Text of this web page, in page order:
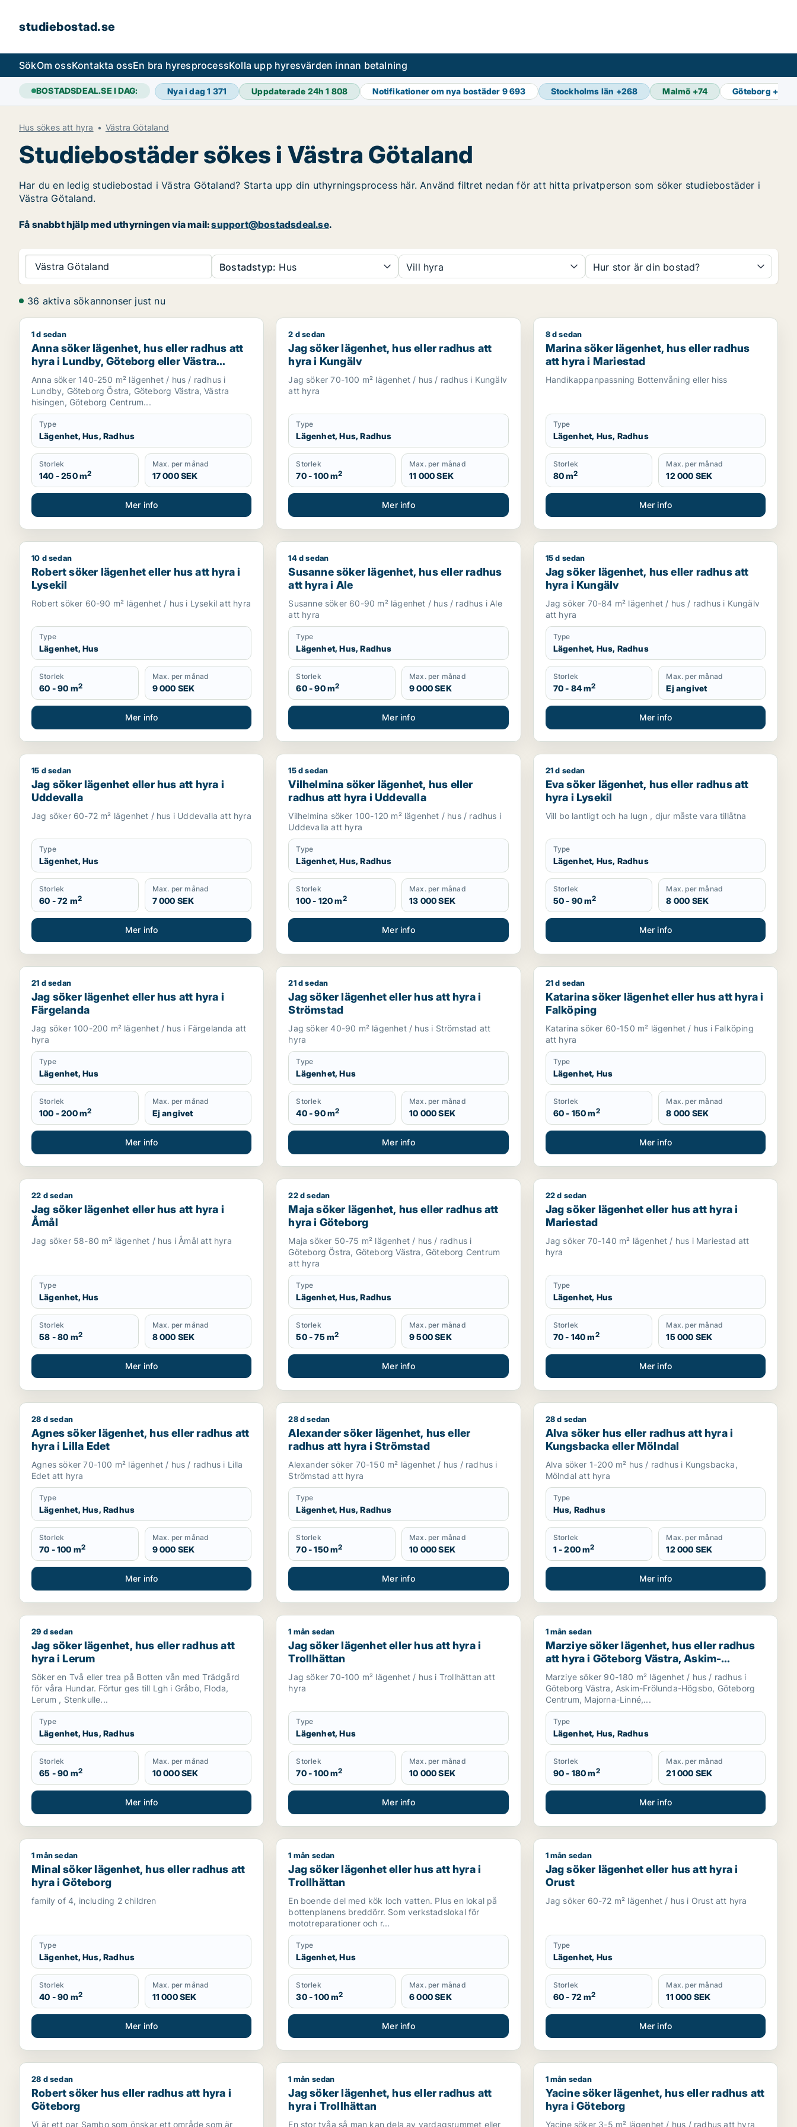
studiebostad.se
SökOm ossKontakta ossEn bra hyresprocessKolla upp hyresvärden innan betalning
BOSTADSDEAL.SE I DAG: Nya i dag1 371 Uppdaterade 24h1 808 Notifikationer om nya bostäder 9 693 Stockholms län +268 Malmö +74 Göteborg +
Hus sökes att hyra Västra Götaland
Studiebostäder sökes i Västra Götaland
Har du en ledig studiebostad i Västra Götaland? Starta upp din uthyrningsprocess här. Använd filtret nedan för att hitta privatperson som söker studiebostäder i
Västra Götaland.
Få snabbt hjälp med uthyrningen via mail:support@bostadsdeal.se.
Västra Götaland Bostadstyp: Hus Vill hyra Hur stor är din bostad?
36 aktiva sökannonser just nu
Anna söker lägenhet, hus eller radhus att hyra i Lundby, Göteborg eller Västra hisingen
1 d sedan
Anna söker lägenhet, hus eller radhus att
hyra i Lundby, Göteborg eller Västra
hisingen
Anna söker 140-250 m² lägenhet / hus / radhus i
Lundby, Göteborg Östra, Göteborg Västra, Västra
hisingen, Göteborg Centrum...
Type
Lägenhet, Hus, Radhus
Storlek
140 - 250 m2
Max. per månad
17 000 SEK
Mer info
Jag söker lägenhet, hus eller radhus att hyra i Kungälv
2 d sedan
Jag söker lägenhet, hus eller radhus att
hyra i Kungälv
Jag söker 70-100 m² lägenhet / hus / radhus i Kungälv
att hyra
Type
Lägenhet, Hus, Radhus
Storlek
70 - 100 m2
Max. per månad
11 000 SEK
Mer info
Marina söker lägenhet, hus eller radhus att hyra i
8 d sedan
Marina söker lägenhet, hus eller radhus
att hyra i Mariestad
Handikappanpassning Bottenvåning eller hiss
Type
Lägenhet, Hus, Radhus
Storlek
80 m2
Max. per månad
12 000 SEK
Mer info
Robert söker lägenhet eller hus att hyra i Lysekil
10 d sedan
Robert söker lägenhet eller hus att hyra i
Lysekil
Robert söker 60-90 m² lägenhet / hus i Lysekil att hyra
Type
Lägenhet, Hus
Storlek
60 - 90 m2
Max. per månad
9 000 SEK
Mer info
Susanne söker lägenhet, hus eller radhus att hyra i Ale
14 d sedan
Susanne söker lägenhet, hus eller radhus
att hyra i Ale
Susanne söker 60-90 m² lägenhet / hus / radhus i Ale
att hyra
Type
Lägenhet, Hus, Radhus
Storlek
60 - 90 m2
Max. per månad
9 000 SEK
Mer info
Jag söker lägenhet, hus eller radhus att hyra i Kungälv
15 d sedan
Jag söker lägenhet, hus eller radhus att
hyra i Kungälv
Jag söker 70-84 m² lägenhet / hus / radhus i Kungälv
att hyra
Type
Lägenhet, Hus, Radhus
Storlek
70 - 84 m2
Max. per månad
Ej angivet
Mer info
Jag söker lägenhet eller hus att hyra i Uddevalla
15 d sedan
Jag söker lägenhet eller hus att hyra i
Uddevalla
Jag söker 60-72 m² lägenhet / hus i Uddevalla att hyra
Type
Lägenhet, Hus
Storlek
60 - 72 m2
Max. per månad
7 000 SEK
Mer info
Vilhelmina söker lägenhet, hus eller radhus att hyra i Uddevalla
15 d sedan
Vilhelmina söker lägenhet, hus eller
radhus att hyra i Uddevalla
Vilhelmina söker 100-120 m² lägenhet / hus / radhus i
Uddevalla att hyra
Type
Lägenhet, Hus, Radhus
Storlek
100 - 120 m2
Max. per månad
13 000 SEK
Mer info
Eva söker lägenhet, hus eller radhus att hyra i Lysekil
21 d sedan
Eva söker lägenhet, hus eller radhus att
hyra i Lysekil
Vill bo lantligt och ha lugn , djur måste vara tillåtna
Type
Lägenhet, Hus, Radhus
Storlek
50 - 90 m2
Max. per månad
8 000 SEK
Mer info
Jag söker lägenhet eller hus att hyra i Färgelanda
21 d sedan
Jag söker lägenhet eller hus att hyra i
Färgelanda
Jag söker 100-200 m² lägenhet / hus i Färgelanda att
hyra
Type
Lägenhet, Hus
Storlek
100 - 200 m2
Max. per månad
Ej angivet
Mer info
Jag söker lägenhet eller hus att hyra i Strömstad
21 d sedan
Jag söker lägenhet eller hus att hyra i
Strömstad
Jag söker 40-90 m² lägenhet / hus i Strömstad att
hyra
Type
Lägenhet, Hus
Storlek
40 - 90 m2
Max. per månad
10 000 SEK
Mer info
Katarina söker lägenhet eller hus att hyra i Falköping
21 d sedan
Katarina söker lägenhet eller hus att hyra i
Falköping
Katarina söker 60-150 m² lägenhet / hus i Falköping
att hyra
Type
Lägenhet, Hus
Storlek
60 - 150 m2
Max. per månad
8 000 SEK
Mer info
Jag söker lägenhet eller hus att hyra i Åmål
22 d sedan
Jag söker lägenhet eller hus att hyra i
Åmål
Jag söker 58-80 m² lägenhet / hus i Åmål att hyra
Type
Lägenhet, Hus
Storlek
58 - 80 m2
Max. per månad
8 000 SEK
Mer info
Maja söker lägenhet, hus eller radhus att hyra i Göteborg
22 d sedan
Maja söker lägenhet, hus eller radhus att
hyra i Göteborg
Maja söker 50-75 m² lägenhet / hus / radhus i
Göteborg Östra, Göteborg Västra, Göteborg Centrum
att hyra
Type
Lägenhet, Hus, Radhus
Storlek
50 - 75 m2
Max. per månad
9 500 SEK
Mer info
Jag söker lägenhet eller hus att hyra i Mariestad
22 d sedan
Jag söker lägenhet eller hus att hyra i
Mariestad
Jag söker 70-140 m² lägenhet / hus i Mariestad att
hyra
Type
Lägenhet, Hus
Storlek
70 - 140 m2
Max. per månad
15 000 SEK
Mer info
Agnes söker lägenhet, hus eller radhus att hyra i Lilla Edet
28 d sedan
Agnes söker lägenhet, hus eller radhus att
hyra i Lilla Edet
Agnes söker 70-100 m² lägenhet / hus / radhus i Lilla
Edet att hyra
Type
Lägenhet, Hus, Radhus
Storlek
70 - 100 m2
Max. per månad
9 000 SEK
Mer info
Alexander söker lägenhet, hus eller radhus att hyra i Strömstad
28 d sedan
Alexander söker lägenhet, hus eller
radhus att hyra i Strömstad
Alexander söker 70-150 m² lägenhet / hus / radhus i
Strömstad att hyra
Type
Lägenhet, Hus, Radhus
Storlek
70 - 150 m2
Max. per månad
10 000 SEK
Mer info
Alva söker hus eller radhus att hyra i Kungsbacka
28 d sedan
Alva söker hus eller radhus att hyra i
Kungsbacka eller Mölndal
Alva söker 1-200 m² hus / radhus i Kungsbacka,
Mölndal att hyra
Type
Hus, Radhus
Storlek
1 - 200 m2
Max. per månad
12 000 SEK
Mer info
Jag söker lägenhet, hus eller radhus att hyra i Lerum
29 d sedan
Jag söker lägenhet, hus eller radhus att
hyra i Lerum
Söker en Två eller trea på Botten vån med Trädgård
för våra Hundar. Förtur ges till Lgh i Gråbo, Floda,
Lerum , Stenkulle...
Type
Lägenhet, Hus, Radhus
Storlek
65 - 90 m2
Max. per månad
10 000 SEK
Mer info
Jag söker lägenhet eller hus att hyra i Trollhättan
1 mån sedan
Jag söker lägenhet eller hus att hyra i
Trollhättan
Jag söker 70-100 m² lägenhet / hus i Trollhättan att
hyra
Type
Lägenhet, Hus
Storlek
70 - 100 m2
Max. per månad
10 000 SEK
Mer info
Marziye söker lägenhet, hus eller radhus att hyra i
1 mån sedan
Marziye söker lägenhet, hus eller radhus
att hyra i Göteborg Västra, Askim-
Frölunda-Högsbo eller Göteborg Centrum
m.fl.
Marziye söker 90-180 m² lägenhet / hus / radhus i
Göteborg Västra, Askim-Frölunda-Högsbo, Göteborg
Centrum, Majorna-Linné,...
Type
Lägenhet, Hus, Radhus
Storlek
90 - 180 m2
Max. per månad
21 000 SEK
Mer info
Minal söker lägenhet, hus eller radhus att hyra i Göteborg
1 mån sedan
Minal söker lägenhet, hus eller radhus att
hyra i Göteborg
family of 4, including 2 children
Type
Lägenhet, Hus, Radhus
Storlek
40 - 90 m2
Max. per månad
11 000 SEK
Mer info
Jag söker lägenhet eller hus att hyra i Trollhättan
1 mån sedan
Jag söker lägenhet eller hus att hyra i
Trollhättan
En boende del med kök loch vatten. Plus en lokal på
bottenplanens breddörr. Som verkstadslokal för
mototreparationer och r...
Type
Lägenhet, Hus
Storlek
30 - 100 m2
Max. per månad
6 000 SEK
Mer info
Jag söker lägenhet eller hus att hyra i Orust
1 mån sedan
Jag söker lägenhet eller hus att hyra i
Orust
Jag söker 60-72 m² lägenhet / hus i Orust att hyra
Type
Lägenhet, Hus
Storlek
60 - 72 m2
Max. per månad
11 000 SEK
Mer info
Robert söker hus eller radhus att hyra i Göteborg
28 d sedan
Robert söker hus eller radhus att hyra i
Göteborg
Vi är ett par Sambo som önskar ett område som är
Jag söker lägenhet, hus eller radhus att hyra i Trollhättan
1 mån sedan
Jag söker lägenhet, hus eller radhus att
hyra i Trollhättan
En stor tvåa så man kan dela av vardagsrummet eller
Yacine söker lägenhet, hus eller radhus att hyra i
1 mån sedan
Yacine söker lägenhet, hus eller radhus att
hyra i Göteborg
Yacine söker 3-5 m² lägenhet / hus / radhus att hyra